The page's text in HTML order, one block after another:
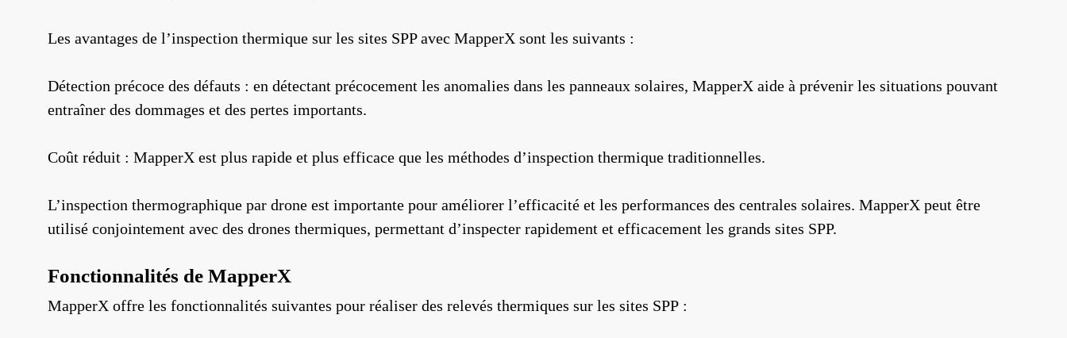
Les avantages de l’inspection thermique sur les sites SPP avec MapperX sont les suivants :
Détection précoce des défauts : en détectant précocement les anomalies dans les panneaux solaires, MapperX aide à prévenir les situations pouvant
entraîner des dommages et des pertes importants.
Coût réduit : MapperX est plus rapide et plus efficace que les méthodes d’inspection thermique traditionnelles.
L’inspection thermographique par drone est importante pour améliorer l’efficacité et les performances des centrales solaires. MapperX peut être
utilisé conjointement avec des drones thermiques, permettant d’inspecter rapidement et efficacement les grands sites SPP.
Fonctionnalités de MapperX
MapperX offre les fonctionnalités suivantes pour réaliser des relevés thermiques sur les sites SPP :